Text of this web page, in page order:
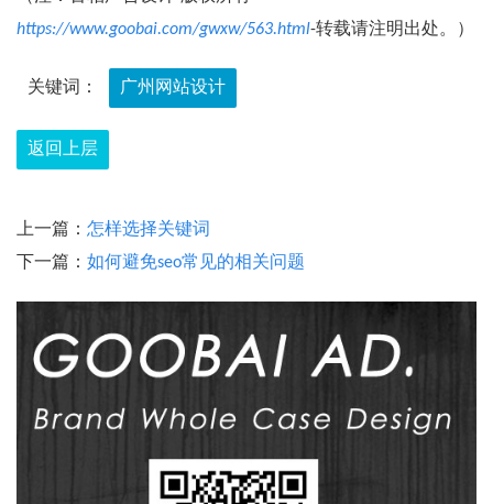
https://www.goobai.com/gwxw/563.html-转载请注明出处。）
关键词： 广州网站设计
返回上层
上一篇： 怎样选择关键词
下一篇： 如何避免seo常见的相关问题